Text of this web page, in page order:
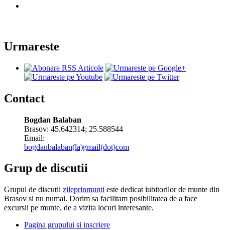
Urmareste
Contact
Bogdan Balaban
Brasov: 45.642314; 25.588544
Email:
bogdanbalaban(la)gmail(dot)com
Grup de discutii
Grupul de discutii zileprinmunti este dedicat iubitorilor de munte din
Brasov si nu numai. Dorim sa facilitam posibilitatea de a face
excursii pe munte, de a vizita locuri interesante.
Pagina grupului si inscriere